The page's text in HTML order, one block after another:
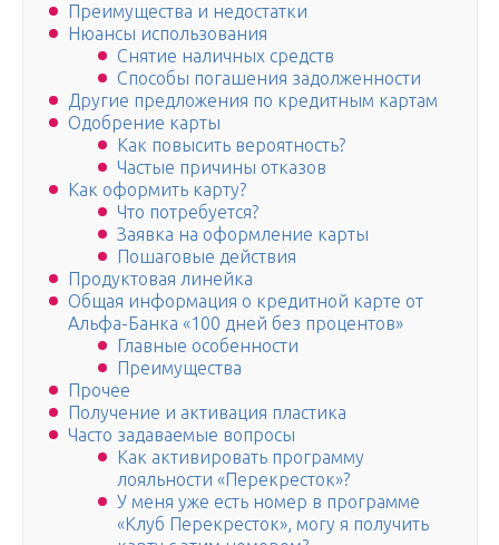
Преимущества и недостатки
Нюансы использования
Снятие наличных средств
Способы погашения задолженности
Другие предложения по кредитным картам
Одобрение карты
Как повысить вероятность?
Частые причины отказов
Как оформить карту?
Что потребуется?
Заявка на оформление карты
Пошаговые действия
Продуктовая линейка
Общая информация о кредитной карте от
Альфа-Банка «100 дней без процентов»
Главные особенности
Преимущества
Прочее
Получение и активация пластика
Часто задаваемые вопросы
Как активировать программу
лояльности «Перекресток»?
У меня уже есть номер в программе
«Клуб Перекресток», могу я получить